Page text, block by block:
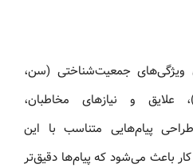
ویژگی‌های جمعیت‌شناختی (سن،
علایق و نیازهای مخاطبان،
پیام‌هایی متناسب با این
باعث می‌شود که پیام‌ها دقیق‌تر